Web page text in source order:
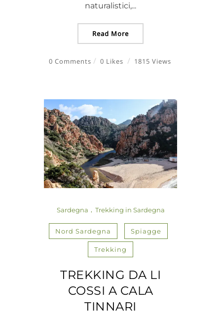
naturalistici,...
Read More
0 Comments 0 Likes 1815 Views
Sardegna Trekking in Sardegna
Nord Sardegna Spiagge
Trekking
TREKKING DA LI
COSSI A CALA
TINNARI